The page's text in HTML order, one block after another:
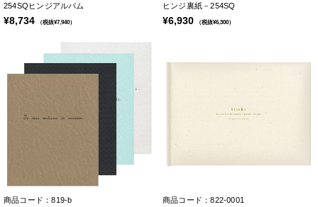
254SQヒンジアルバム
¥8,734 （税抜¥7,940）
ヒンジ裏紙－254SQ
¥6,930 （税抜¥6,300）
商品コード：819-b
商品コード：822-0001